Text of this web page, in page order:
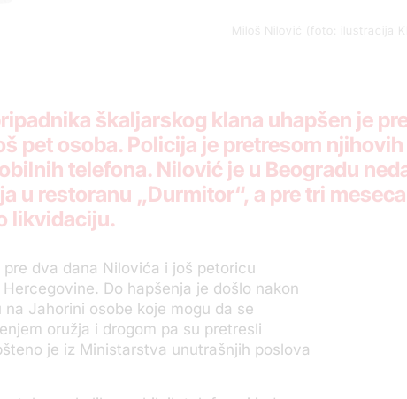
Miloš Nilović (foto: ilustracija
škaljarskog klana uhapšen je
pet osoba. Policija je pretresom
telefona. Nilović je u Beogradu
u restoranu „Durmitor“, a pre tri
likvidaciju.
dva dana Nilovića i još petoricu
Do hapšenja je došlo nakon
Jahorini osobe koje mogu da se
oružja i drogom pa su pretresli
je iz Ministarstva unutrašnjih poslova